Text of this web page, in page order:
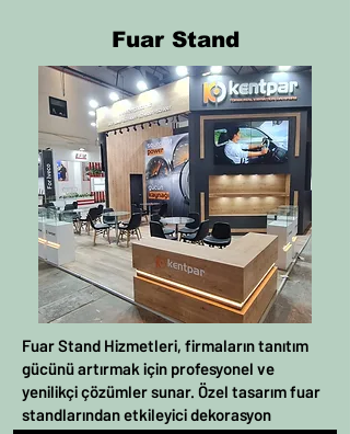
Fuar Stand
Fuar Stand Hizmetleri, firmaların tanıtım
gücünü artırmak için profesyonel ve
yenilikçi çözümler sunar. Özel tasarım fuar
standlarından etkileyici dekorasyon